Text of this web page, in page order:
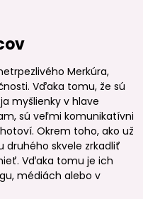
Merkúra,
Vďaka tomu, že sú
myšlienky v hlave
sú veľmi komunikatívni
Okrem toho, ako už
druhého skvele zrkadliť
Vďaka tomu je ich
médiách alebo v